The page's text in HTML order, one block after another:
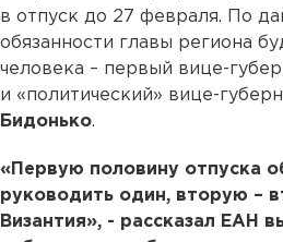
в отпуск до 27 февраля. По
обязанности главы региона
человека – первый вице-
и «политический» вице-
Бидонько.
«Первую половину отпуска
руководить один, вторую –
Византия», - рассказал ЕАН